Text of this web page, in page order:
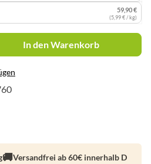
59,90 €
(5,99 € / kg)
den gewünschten
In den Warenkorb
Versandfrei ab 60€ innerhalb D